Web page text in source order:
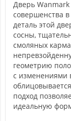
Дверь
совершенства
деталь этой
сосны,
смоляных
геометрию
с изменениями
подход
идеальную